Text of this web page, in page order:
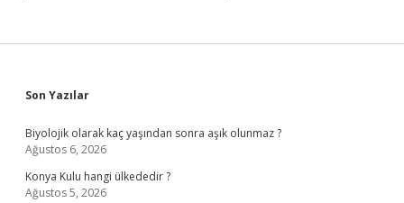
Sidebar
Son Yazılar
Biyolojik olarak kaç yaşından sonra aşık olunmaz ?
Ağustos 6, 2026
Konya Kulu hangi ülkededir ?
Ağustos 5, 2026